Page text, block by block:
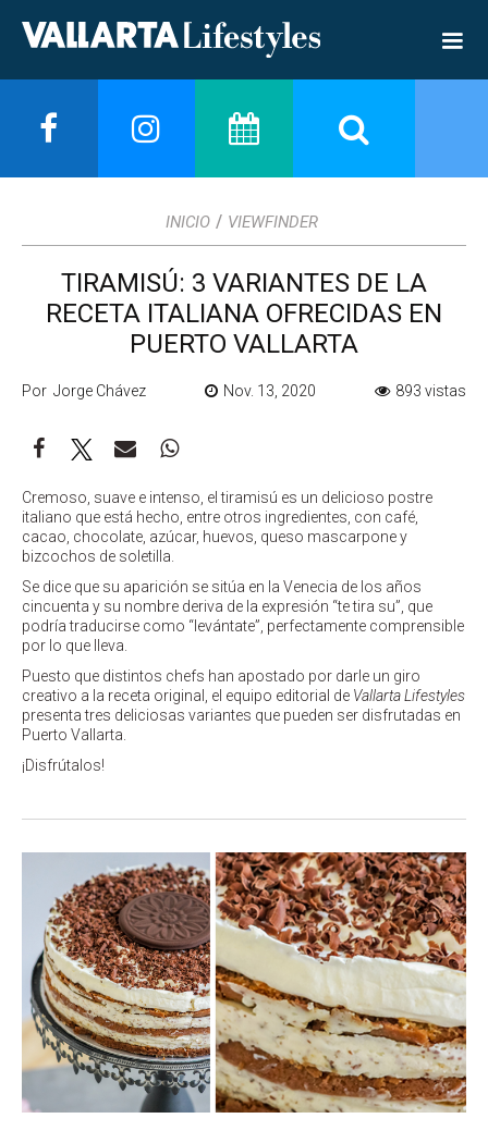
INICIO / VIEWFINDER
TIRAMISÚ: 3 VARIANTES DE LA
RECETA ITALIANA OFRECIDAS EN
PUERTO VALLARTA
Por Jorge Chávez Nov. 13, 2020 893 vistas
Cremoso, suave e intenso, el tiramisú es un delicioso postre
italiano que está hecho, entre otros ingredientes, con café,
cacao, chocolate, azúcar, huevos, queso mascarpone y
bizcochos de soletilla.
Se dice que su aparición se sitúa en la Venecia de los años
cincuenta y su nombre deriva de la expresión “te tira su”, que
podría traducirse como “levántate”, perfectamente comprensible
por lo que lleva.
Puesto que distintos chefs han apostado por darle un giro
creativo a la receta original, el equipo editorial de Vallarta Lifestyles
presenta tres deliciosas variantes que pueden ser disfrutadas en
Puerto Vallarta.
¡Disfrútalos!